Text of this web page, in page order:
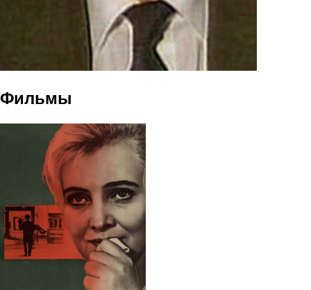
Фильмы